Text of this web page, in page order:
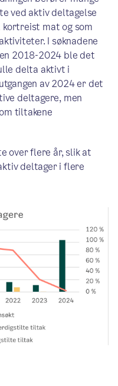
ved aktiv deltagelse
kortreist mat og som
I søknadene
2018-2024 ble det
delta aktivt i
av 2024 er det
deltagere, men
tiltakene
over flere år, slik at
deltager i flere